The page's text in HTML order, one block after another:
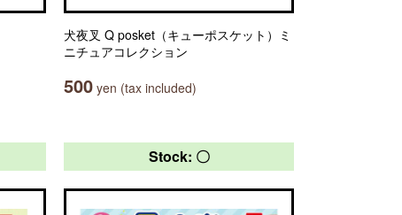
犬夜叉 Q posket（キューポスケット）ミ
ニチュアコレクション
500 yen (tax included)
Stock: 〇